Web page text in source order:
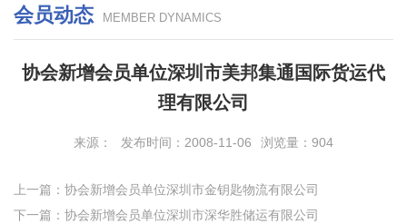
会员动态 MEMBER DYNAMICS
协会新增会员单位深圳市美邦集通国际货运代
理有限公司
来源： 发布时间：2008-11-06 浏览量：904
上一篇：协会新增会员单位深圳市金钥匙物流有限公司
下一篇：协会新增会员单位深圳市深华胜储运有限公司